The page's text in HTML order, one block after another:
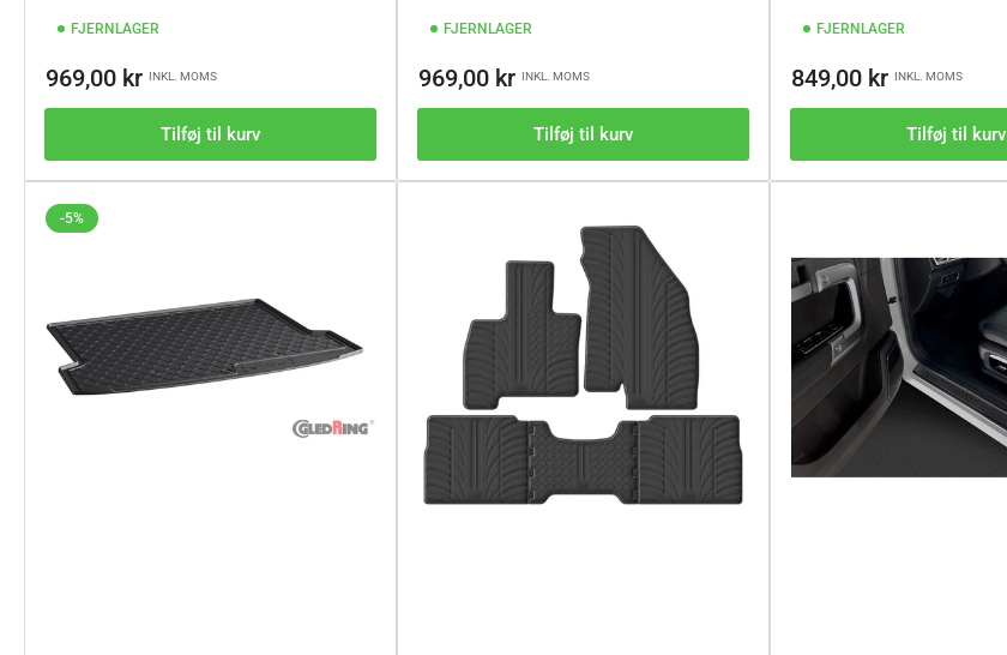
FJERNLAGER
Vejl.pris
969,00 kr INKL. MOMS
Tilføj til kurv
FJERNLAGER
Vejl.pris
969,00 kr INKL. MOMS
Tilføj til kurv
FJERNLAGER
Vejl.pris
849,00 kr INKL. MOMS
Tilføj til kurv
-5%